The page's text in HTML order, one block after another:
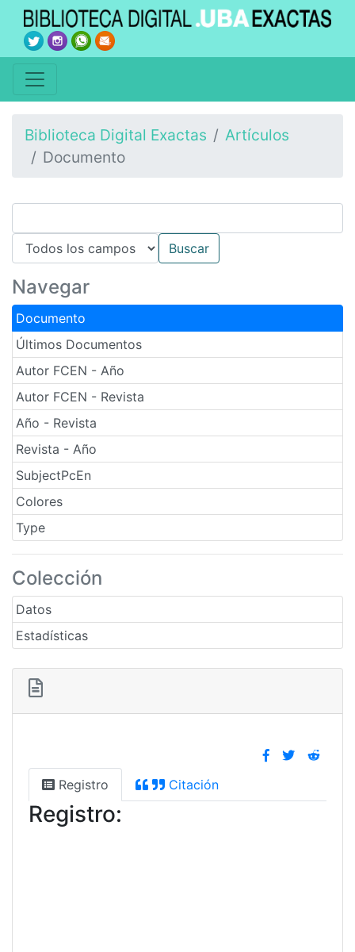
Biblioteca Digital Exactas
Artículos
Documento
Navegar
Documento
Últimos Documentos
Autor FCEN - Año
Autor FCEN - Revista
Año - Revista
Revista - Año
SubjectPcEn
Colores
Type
Colección
Datos
Estadísticas
Registro Citación
Registro: